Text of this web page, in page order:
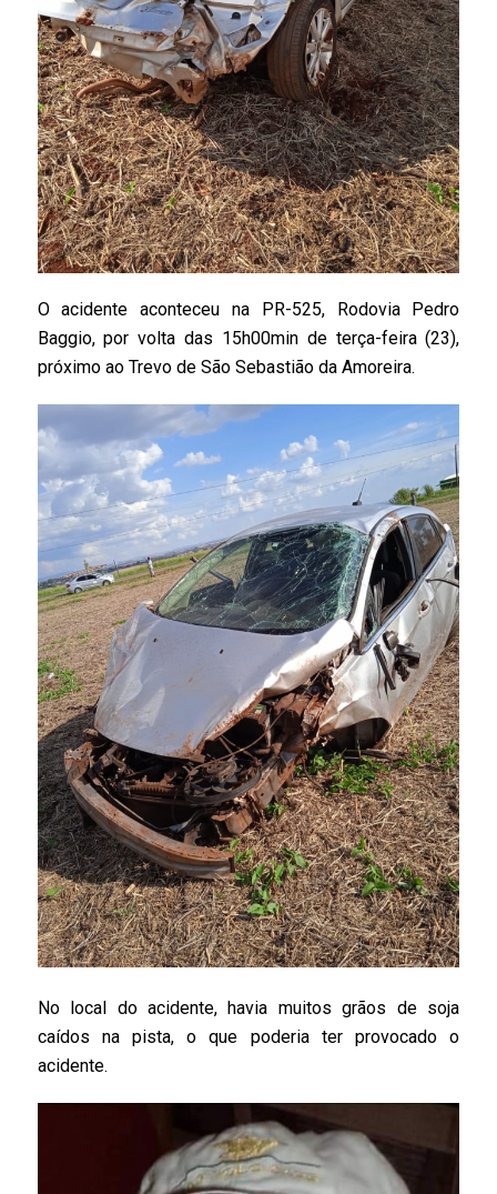
O acidente aconteceu na PR-525, Rodovia Pedro
Baggio, por volta das 15h00min de terça-feira (23),
próximo ao Trevo de São Sebastião da Amoreira.
No local do acidente, havia muitos grãos de soja
caídos na pista, o que poderia ter provocado o
acidente.